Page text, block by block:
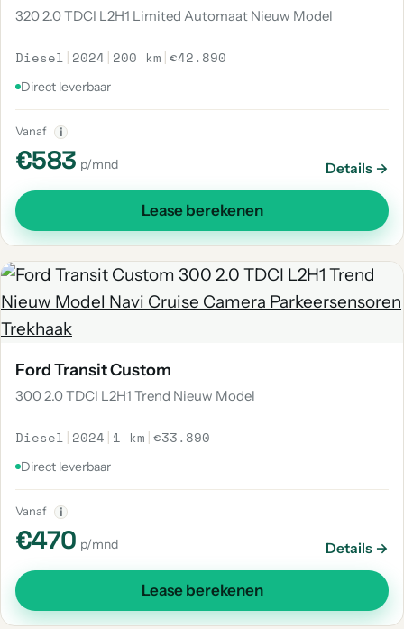
320 2.0 TDCI L2H1 Limited Automaat Nieuw Model
Diesel | 2024 | 200 km |€42.890
Direct leverbaar
Vanaf i
€583 p/mnd Details →
Lease berekenen
Ford Transit Custom
300 2.0 TDCI L2H1 Trend Nieuw Model
Diesel | 2024 | 1 km |€33.890
Direct leverbaar
Vanaf i
€470 p/mnd Details →
Lease berekenen